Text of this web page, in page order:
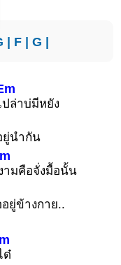
| F | G |
ปล่าบ่มีหยัง
ยู่นำกัน
ามคือจั่งมื้อนั้น
อยู่ข้างกาย..
ด๋